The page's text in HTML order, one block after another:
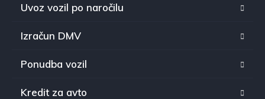
Uvoz vozil po naročilu
Izračun DMV
Ponudba vozil
Kredit za avto